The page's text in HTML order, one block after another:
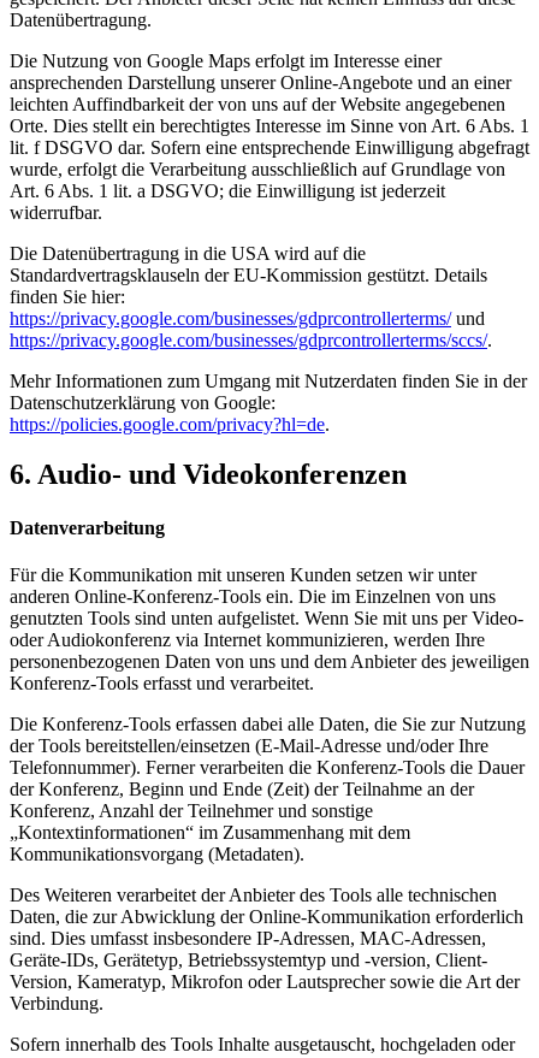
Datenübertragung.
Die Nutzung von Google Maps erfolgt im Interesse einer
ansprechenden Darstellung unserer Online-Angebote und an einer
leichten Auffindbarkeit der von uns auf der Website angegebenen
Orte. Dies stellt ein berechtigtes Interesse im Sinne von Art. 6 Abs. 1
lit. f DSGVO dar. Sofern eine entsprechende Einwilligung abgefragt
wurde, erfolgt die Verarbeitung ausschließlich auf Grundlage von
Art. 6 Abs. 1 lit. a DSGVO; die Einwilligung ist jederzeit
widerrufbar.
Die Datenübertragung in die USA wird auf die
Standardvertragsklauseln der EU-Kommission gestützt. Details
finden Sie hier:
https://privacy.google.com/businesses/gdprcontrollerterms/und
https://privacy.google.com/businesses/gdprcontrollerterms/sccs/.
Mehr Informationen zum Umgang mit Nutzerdaten finden Sie in der
Datenschutzerklärung von Google:
https://policies.google.com/privacy?hl=de.
6. Audio- und Videokonferenzen
Datenverarbeitung
Für die Kommunikation mit unseren Kunden setzen wir unter
anderen Online-Konferenz-Tools ein. Die im Einzelnen von uns
genutzten Tools sind unten aufgelistet. Wenn Sie mit uns per Video-
oder Audiokonferenz via Internet kommunizieren, werden Ihre
personenbezogenen Daten von uns und dem Anbieter des jeweiligen
Konferenz-Tools erfasst und verarbeitet.
Die Konferenz-Tools erfassen dabei alle Daten, die Sie zur Nutzung
der Tools bereitstellen/einsetzen (E-Mail-Adresse und/oder Ihre
Telefonnummer). Ferner verarbeiten die Konferenz-Tools die Dauer
der Konferenz, Beginn und Ende (Zeit) der Teilnahme an der
Konferenz, Anzahl der Teilnehmer und sonstige
„Kontextinformationen“ im Zusammenhang mit dem
Kommunikationsvorgang (Metadaten).
Des Weiteren verarbeitet der Anbieter des Tools alle technischen
Daten, die zur Abwicklung der Online-Kommunikation erforderlich
sind. Dies umfasst insbesondere IP-Adressen, MAC-Adressen,
Geräte-IDs, Gerätetyp, Betriebssystemtyp und -version, Client-
Version, Kameratyp, Mikrofon oder Lautsprecher sowie die Art der
Verbindung.
Sofern innerhalb des Tools Inhalte ausgetauscht, hochgeladen oder